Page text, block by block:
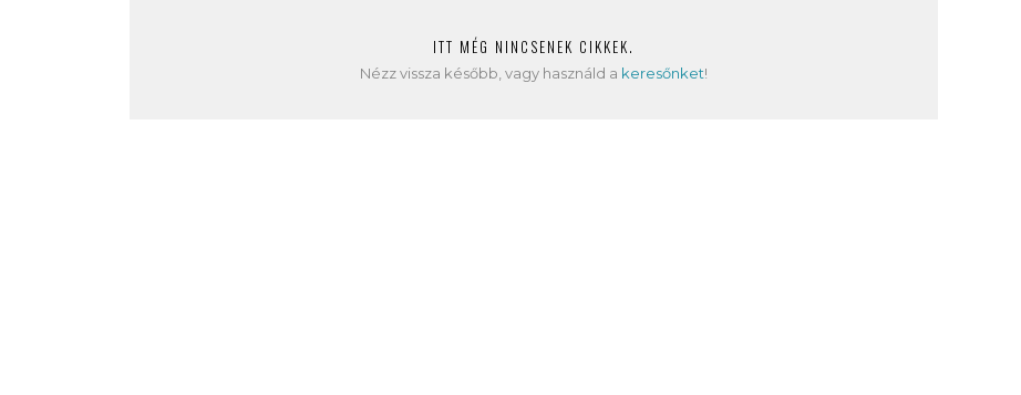
ITT MÉG NINCSENEK CIKKEK.
Nézz vissza később, vagy használd a keresőnket!